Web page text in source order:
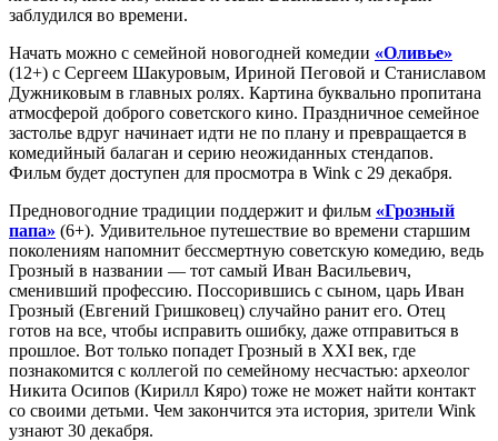
заблудился во времени.
Начать можно с семейной новогодней комедии «Оливье»
(12+) с Сергеем Шакуровым, Ириной Пеговой и Станиславом
Дужниковым в главных ролях. Картина буквально пропитана
атмосферой доброго советского кино. Праздничное семейное
застолье вдруг начинает идти не по плану и превращается в
комедийный балаган и серию неожиданных стендапов.
Фильм будет доступен для просмотра в Wink с 29 декабря.
Предновогодние традиции поддержит и фильм «Грозный
папа» (6+). Удивительное путешествие во времени старшим
поколениям напомнит бессмертную советскую комедию, ведь
Грозный в названии — тот самый Иван Васильевич,
сменивший профессию. Поссорившись с сыном, царь Иван
Грозный (Евгений Гришковец) случайно ранит его. Отец
готов на все, чтобы исправить ошибку, даже отправиться в
прошлое. Вот только попадет Грозный в ХХI век, где
познакомится с коллегой по семейному несчастью: археолог
Никита Осипов (Кирилл Кяро) тоже не может найти контакт
со своими детьми. Чем закончится эта история, зрители Wink
узнают 30 декабря.